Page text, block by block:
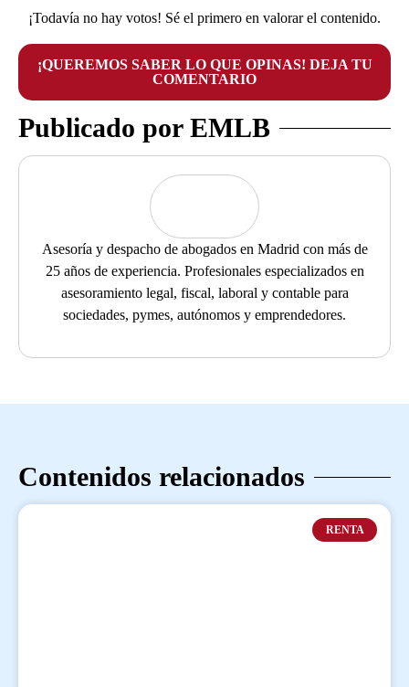
¡Todavía no hay votos! Sé el primero en valorar el contenido.
¡QUEREMOS SABER LO QUE OPINAS! DEJA TU
COMENTARIO
Publicado por EMLB
Asesoría y despacho de abogados en Madrid con más de
25 años de experiencia. Profesionales especializados en
asesoramiento legal, fiscal, laboral y contable para
sociedades, pymes, autónomos y emprendedores.
Contenidos relacionados
RENTA